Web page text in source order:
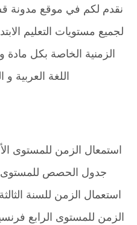
نقدم لكم في موقع مدونة
لجميع مستويات التعليم
الزمنية الخاصة بكل
اللغة العربية و
استمعال الزمن للمستوى
جدول الحصص للمستوى
استعمال الزمن للسنة
الزمن للمستوى الرابع